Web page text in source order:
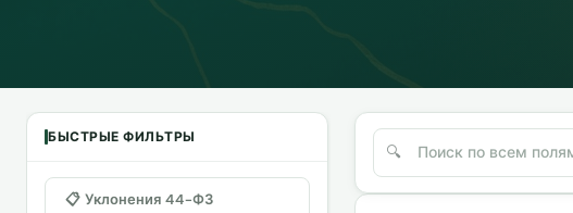
БЫСТРЫЕ ФИЛЬТРЫ
📋 Уклонения 44-ФЗ